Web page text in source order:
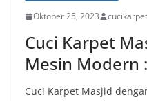
Oktober 25, 2023
Cuci Karpet
Mesin Modern
Cuci Karpet Masjid